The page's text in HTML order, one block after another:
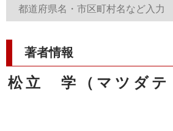
著者情報
松立 学（マツダ